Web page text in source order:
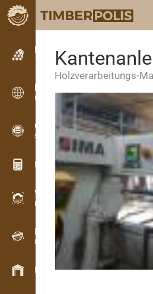
Kleinanzeigen
Textanzeigen
Kleinanzeigen
Internationale Anzeigen
OPTI-TIMB
Schnittbilder
Holz-Rechner
WoodProfi
Holzvolumen mit KI
Registriergerät
Holzbestandsaufnahme im Gelände
Bestandsmanagement
Holzverarbeitungs-